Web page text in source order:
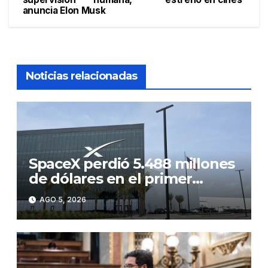
anuncia Elon Musk
Noticias relacionadas
SpaceX perdió 5.488 millones
de dólares en el primer
semestre de 2026, un 257 %
más interanual
AGO 5, 2026